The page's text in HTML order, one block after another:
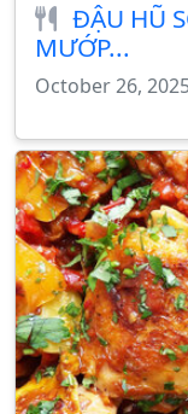
ĐẬU HŨ
MƯỚP...
October 26,